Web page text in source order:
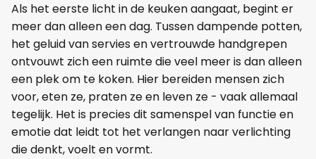
Als het eerste licht in de keuken aangaat, begint er
meer dan alleen een dag. Tussen dampende potten,
het geluid van servies en vertrouwde handgrepen
ontvouwt zich een ruimte die veel meer is dan alleen
een plek om te koken. Hier bereiden mensen zich
voor, eten ze, praten ze en leven ze - vaak allemaal
tegelijk. Het is precies dit samenspel van functie en
emotie dat leidt tot het verlangen naar verlichting
die denkt, voelt en vormt.